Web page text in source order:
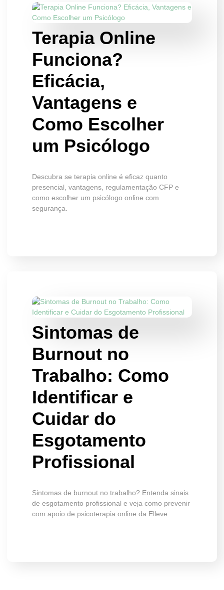
Terapia Online
Funciona?
Eficácia,
Vantagens e
Como Escolher
um Psicólogo
Descubra se terapia online é eficaz quanto
presencial, vantagens, regulamentação CFP e
como escolher um psicólogo online com
segurança.
Sintomas de
Burnout no
Trabalho: Como
Identificar e
Cuidar do
Esgotamento
Profissional
Sintomas de burnout no trabalho? Entenda sinais
de esgotamento profissional e veja como prevenir
com apoio de psicoterapia online da Elleve.